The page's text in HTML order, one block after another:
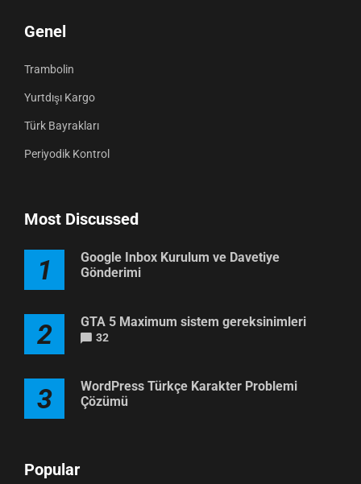
Genel
Trambolin
Yurtdışı Kargo
Türk Bayrakları
Periyodik Kontrol
Most Discussed
1
Google Inbox Kurulum ve Davetiye
Gönderimi
2 GTA 5 Maximum sistem gereksinimleri
32
3
WordPress Türkçe Karakter Problemi
Çözümü
Popular